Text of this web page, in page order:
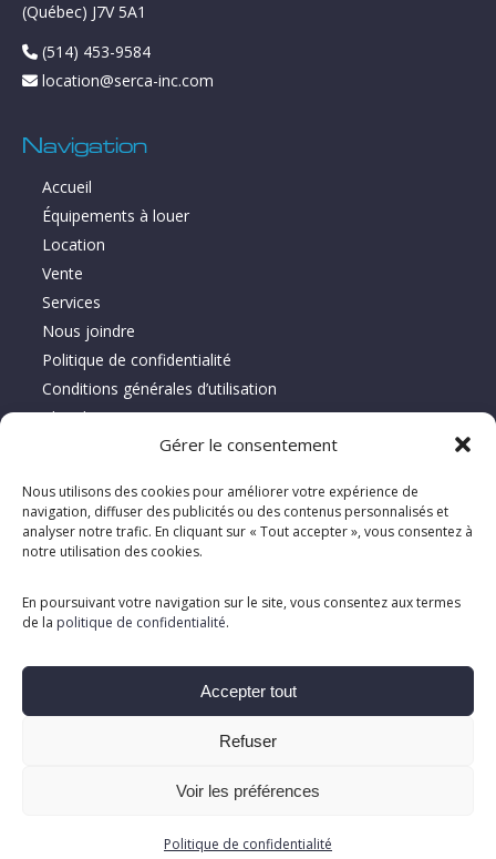
Gérer le consentement
Nous utilisons des cookies pour améliorer votre expérience de
navigation, diffuser des publicités ou des contenus personnalisés et
analyser notre trafic. En cliquant sur « Tout accepter », vous consentez à
notre utilisation des cookies.
En poursuivant votre navigation sur le site, vous consentez aux termes
de la politique de confidentialité.
Accepter tout
Refuser
Voir les préférences
Politique de confidentialité
(Québec) J7V 5A1
(514) 453-9584
location@serca-inc.com
Navigation
Accueil
Équipements à louer
Location
Vente
Services
Nous joindre
Politique de confidentialité
Conditions générales d’utilisation
Plan du site
À propos de Location Serca
Spécialiste depuis 1995 en vente, location et réparation
d’équipements d’entretien de planchers, offrant des solutions
par Altitude Stratégies